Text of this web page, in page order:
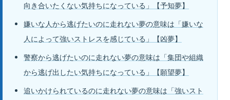
向き合いたくない気持ちになっている」【予知夢】
嫌いな人から逃げたいのに走れない夢の意味は「嫌いな
人によって強いストレスを感じている」【凶夢】
警察から逃げたいのに走れない夢の意味は「集団や組織
から逃げ出したい気持ちになっている」【願望夢】
追いかけられているのに走れない夢の意味は「強いスト